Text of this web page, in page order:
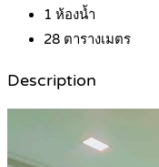
1 ห้องน้ำ
28 ตารางเมตร
Description